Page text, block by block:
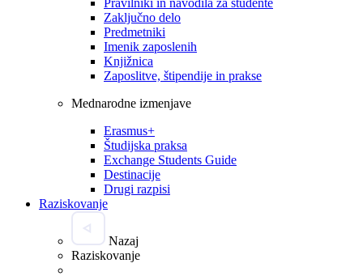
Zaključno delo
Predmetniki
Imenik zaposlenih
Knjižnica
Zaposlitve, štipendije in prakse
Mednarodne izmenjave
Erasmus+
Študijska praksa
Exchange Students Guide
Destinacije
Drugi razpisi
Raziskovanje
Nazaj
Raziskovanje